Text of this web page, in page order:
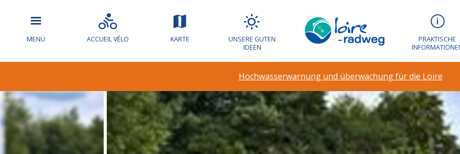
MENÜ ACCUEIL VÉLO KARTE
UNSERE GUTEN
IDEEN
PRAKTISCHE
Hochwasserwarnung und überwachung für die Loire